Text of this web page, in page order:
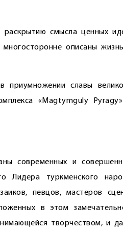
смысла ценных
описаны
приумножении славы
«Magtymguly
современных и
Лидера туркменского
певцов, мастеров
в этом
творчеством, и